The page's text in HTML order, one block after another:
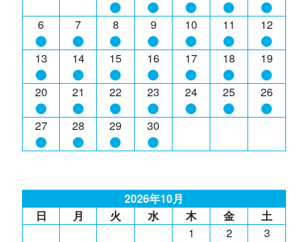
6 7 8 9 10 11 12
13 14 15 16 17 18 19
20 21 22 23 24 25 26
27 28 29 30
2026年10月
日
月 火 水 木 金
土
1
2 3